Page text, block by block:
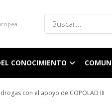
CONOCIMIENTO
con el apoyo de COPOLAD III